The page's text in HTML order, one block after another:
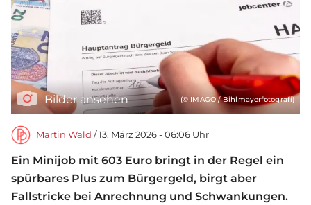
Bilder ansehen (© IMAGO / Bihlmayerfotografi)
Martin Wald / 13. März 2026 - 06:06 Uhr
Ein Minijob mit 603 Euro bringt in der Regel ein
spürbares Plus zum Bürgergeld, birgt aber
Fallstricke bei Anrechnung und Schwankungen.